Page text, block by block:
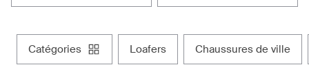
catégories loafers chaussures de ville